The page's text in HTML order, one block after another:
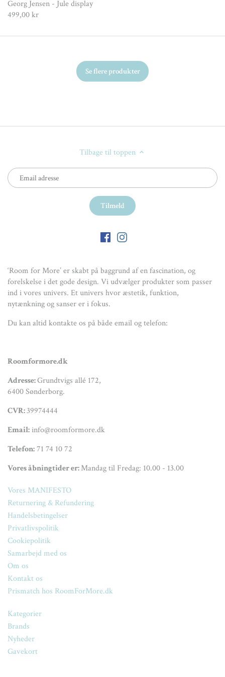
Georg Jensen - Jule display
499,00 kr
Se flere produkter
Tilbage til toppen
‘Room for More’ er skabt på baggrund af en fascination, og
forelskelse i det gode design. Vi udvælger produkter som passer
ind i vores univers. Et univers hvor æstetik, funktion,
nytænkning og sanser er i fokus.
Du kan altid kontakte os på både email og telefon:
Roomformore.dk
Adresse:Grundtvigs allé 172,
6400 Sønderborg.
CVR:39974444
Email:info@roomformore.dk
Telefon:71 74 10 72
Vores åbningtider er:Mandag til Fredag: 10.00 - 13.00
Vores MANIFESTO
Returnering & Refundering
Handelsbetingelser
Privatlivspolitik
Cookiepolitik
Samarbejd med os
Om os
Kontakt os
Prismatch hos RoomForMore.dk
Kategorier
Brands
Nyheder
Gavekort